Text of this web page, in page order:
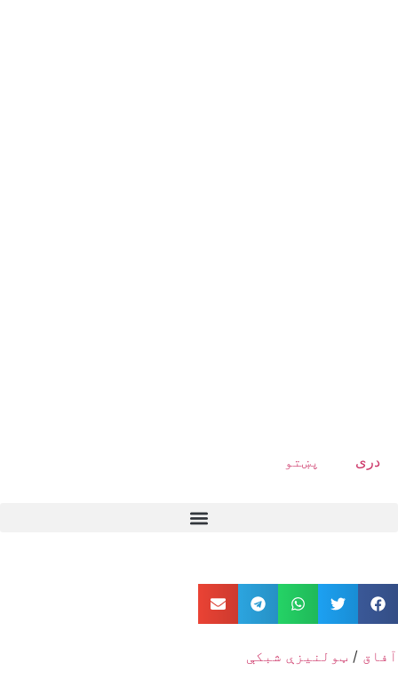
دری پښتو
آفاق / ټولنیزې شبکې